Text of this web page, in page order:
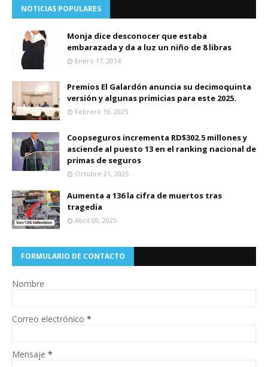
NOTICIAS POPULARES
Monja dice desconocer que estaba
embarazada y da a luz un niño de 8 libras
Enero 17, 2014
Premios El Galardón anuncia su decimoquinta
versión y algunas primicias para este 2025.
Febrero 19, 2025
Coopseguros incrementa RD$302.5 millones y
asciende al puesto 13 en el ranking nacional de
primas de seguros
Octubre 21, 2025
Aumenta a 136 la cifra de muertos tras
tragedia
Abril 09, 2025
FORMULARIO DE CONTACTO
Nombre
Correo electrónico *
Mensaje *